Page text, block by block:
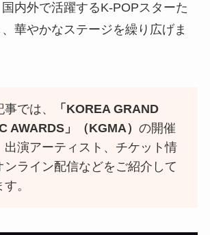
内外で活躍するK-POPスターた
華やかなステージを繰り広げま
では、
「KOREA GRAND
AWARDS」（KGMA）の開催
出演アーティスト、チケット情
ンライン配信などをご紹介して
。